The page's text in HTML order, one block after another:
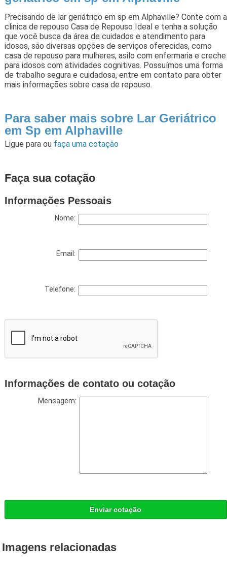
Precisando de lar geriátrico em sp em Alphaville? Conte com a
clinica de repouso Casa de Repouso Ideal e tenha a solução
que você busca da área de cuidados e atendimento para
idosos, são diversas opções de serviços oferecidas, como
casa de repouso para mulheres, asilo com enfermaria e creche
para idosos com atividades cognitivas. Possuímos uma forma
de trabalho segura e cuidadosa, entre em contato para obter
mais informações sobre casa de repouso.
Para saber mais sobre Lar Geriátrico
em Sp em Alphaville
Ligue para ou faça uma cotação
Faça sua cotação
Informações Pessoais
Nome:
Email:
Telefone:
Informações de contato ou cotação
Mensagem:
Enviar cotação
Imagens relacionadas